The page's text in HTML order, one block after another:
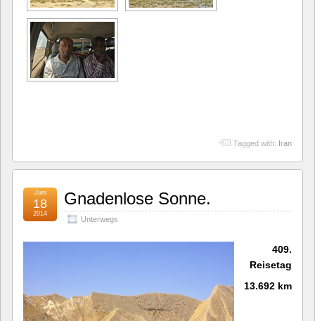
Tagged with: Iran
Gnadenlose Sonne.
Unterwegs
Juni
18
2014
409.
Reisetag
13.692 km